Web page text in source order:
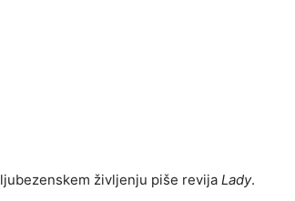
življenju piše revija Lady.